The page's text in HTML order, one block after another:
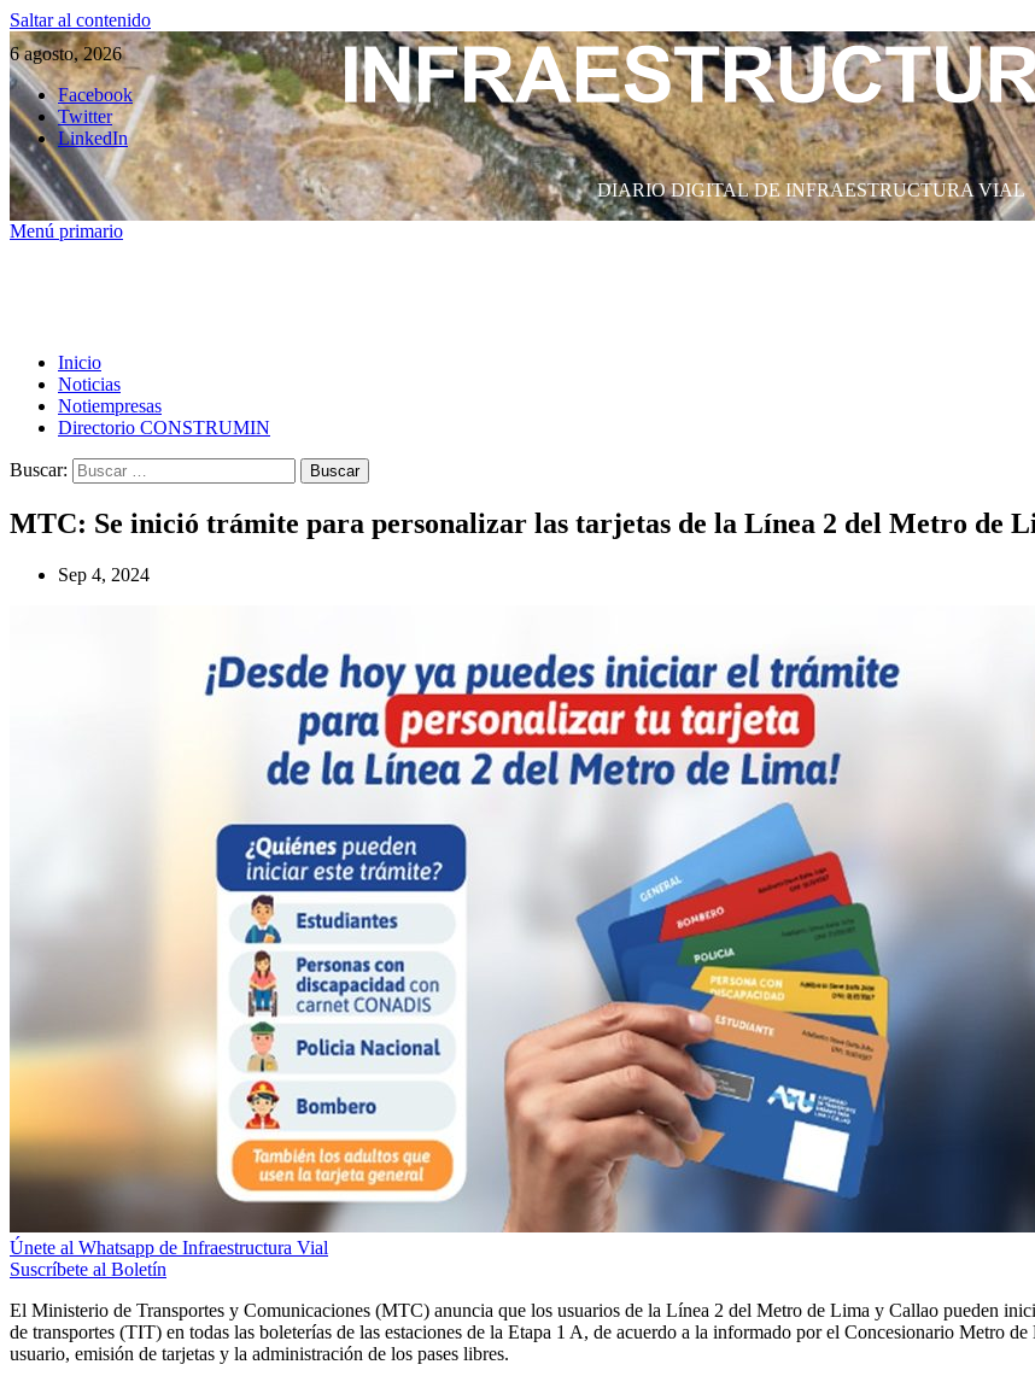
Saltar al contenido
6 agosto, 2026
Facebook
Twitter
LinkedIn
DIARIO DIGITAL DE INFRAESTRUCTURA VIAL
Menú primario
Inicio
Noticias
Notiempresas
Directorio CONSTRUMIN
Buscar:
MTC: Se inició trámite para personalizar las tarjetas de la Línea 2 del Metro de
Sep 4, 2024
Únete al Whatsapp de Infraestructura Vial
Suscríbete al Boletín
El Ministerio de Transportes y Comunicaciones (MTC) anuncia que los usuarios de la Línea 2 del Metro de Lima y Callao pueden
de transportes (TIT) en todas las boleterías de las estaciones de la Etapa 1 A, de acuerdo a la informado por el Concesionario Metro
usuario, emisión de tarjetas y la administración de los pases libres.